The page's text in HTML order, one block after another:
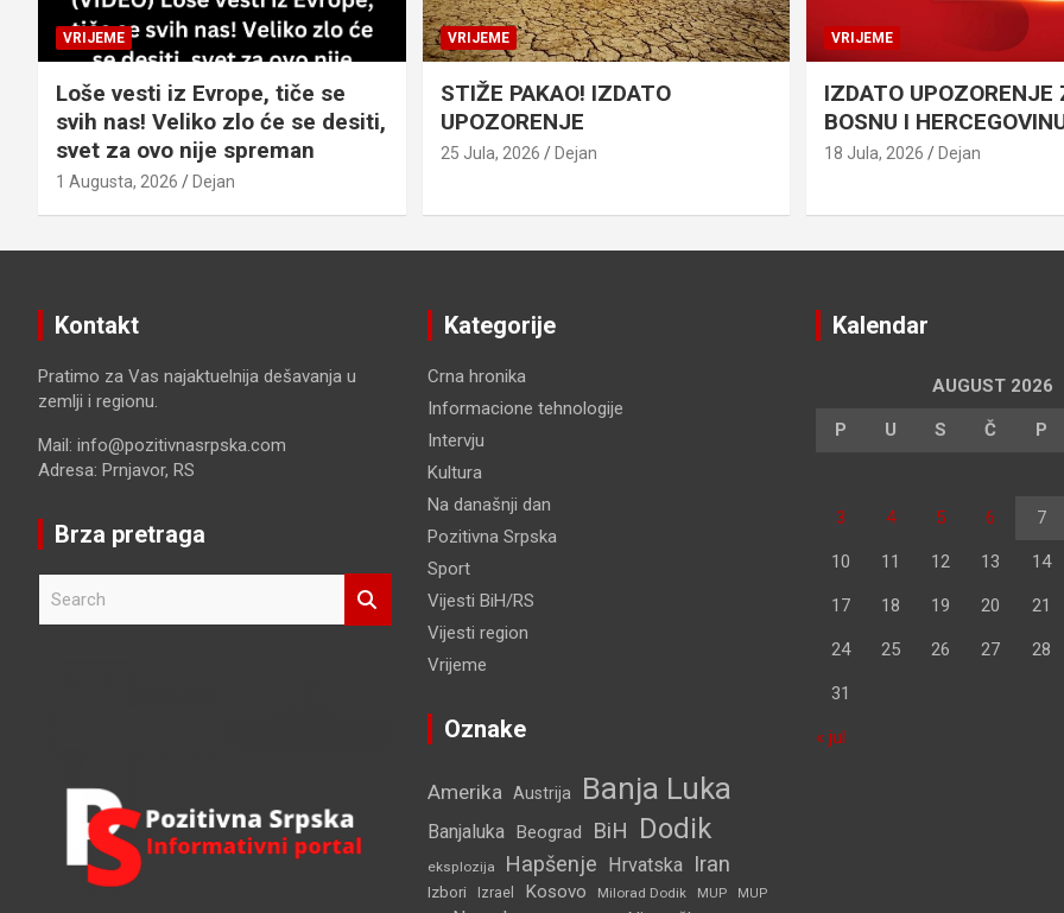
VRIJEME
Loše vesti iz Evrope, tiče se
svih nas! Veliko zlo će se desiti,
svet za ovo nije spreman
1 Augusta, 2026 Dejan
VRIJEME
STIŽE PAKAO! IZDATO
UPOZORENJE
25 Jula, 2026 Dejan
VRIJEME
IZDATO UPOZORENJE
BOSNU I
18 Jula, 2026 Dejan
Kontakt
Pratimo za Vas najaktuelnija dešavanja u
zemlji i regionu.
Mail: info@pozitivnasrpska.com
Adresa: Prnjavor, RS
Brza pretraga
Kategorije
Crna hronika
Informacione tehnologije
Intervju
Kultura
Na današnji dan
Pozitivna Srpska
Sport
Vijesti BiH/RS
Vijesti region
Vrijeme
Oznake
Amerika Austrija Banja Luka
Banjaluka Beograd BiH Dodik
eksplozija Hapšenje Hrvatska Iran
Izbori Izrael Kosovo Milorad Dodik MUP MUP
Kalendar
AUGUST 2026
P U S Č P
3 4 5 6 7
10 11 12 13 14
17 18 19 20 21
24 25 26 27 28
31
« jul